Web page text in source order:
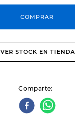
COMPRAR
VER STOCK EN
Comparte